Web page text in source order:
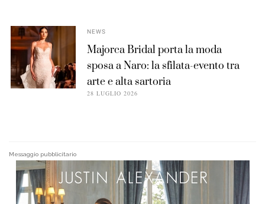
NEWS
Majorca Bridal porta la moda
sposa a Naro: la sfilata-evento tra
arte e alta sartoria
28 LUGLIO 2026
Messaggio pubblicitario